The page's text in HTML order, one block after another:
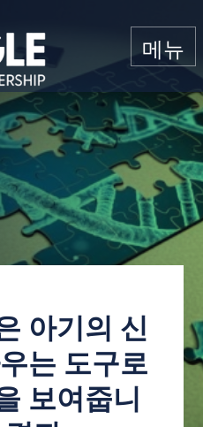
메뉴
아기의 신
는 도구로
보여줍니